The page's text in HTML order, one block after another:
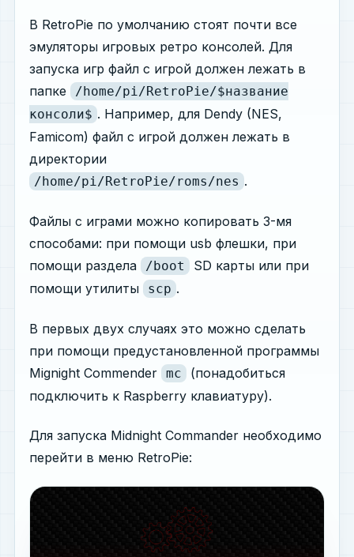
В RetroPie по умолчанию стоят почти все
эмуляторы игровых ретро консолей. Для
запуска игр файл с игрой должен лежать в
папке
/home/pi/RetroPie/$название
консоли$ . Например, для Dendy (NES,
Famicom) файл с игрой должен лежать в
директории
/home/pi/RetroPie/roms/nes .
Файлы с играми можно копировать 3-мя
способами: при помощи usb флешки, при
помощи раздела
/boot
SD карты или при
помощи утилиты
scp .
В первых двух случаях это можно сделать
при помощи предустановленной программы
Mignight Commender mc
(понадобиться
подключить к Raspberry клавиатуру).
Для запуска Midnight Commander необходимо
перейти в меню RetroPie: